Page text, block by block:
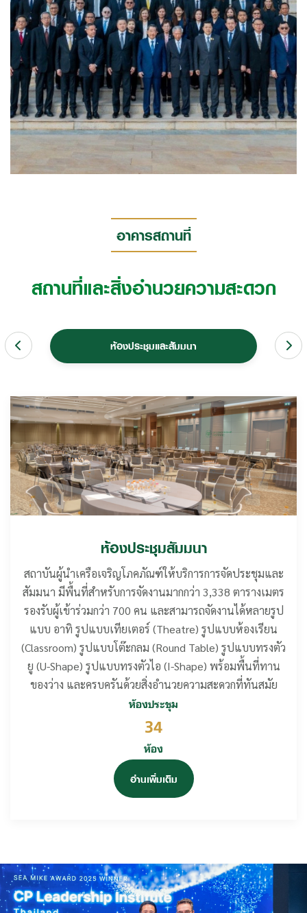
อ่านเพิ่มเติม
ห้องประชุมสัมมนา
สถาบันผู้นำเครือเจริญโภคภัณฑ์ให้บริการการจัดประชุมและ
สัมมนา มีพื้นที่สำหรับการจัดงานมากกว่า 3,338ตารางเมตร
รองรับผู้เข้าร่วมกว่า 700 คน และสามารถจัดงานได้หลายรูป
แบบ อาทิ รูปแบบเทียเตอร์ (Theatre) รูปแบบห้องเรียน
(Classroom) รูปแบบโต๊ะกลม (Round Table) รูปแบบทรงตัว
ยู (U-Shape) รูปแบบทรงตัวไอ (I-Shape) พร้อมพื้นที่ทาน
ของว่าง และครบครันด้วยสิ่งอำนวยความสะดวกที่ทันสมัย
ห้องประชุม
34
ห้อง
ห้องพัก
สถาบันผู้นำเครือเจริญโภคภัณฑ์ออกแบบห้องพักให้มีความ
คลาสสิคและเรียบง่ายโดยคำนึงถึงความรู้สึกโล่งโปร่งสบายใน
ยามพักผ่อน และสามารถมองเห็นทัศนียภาพ ภูเขา ต้นไม้
และสวนสวยได้จากภายในห้องพักเพียบพร้อมด้วยสิ่งอำนวย
ความสะดวกอย่างครบครัน
ห้องพัก:
244
ห้อง
อ่านเพิ่มเติม
อาหารและเครื่องดื่ม
สถาบันผู้นำเครือเจริญโภคภัณฑ์ได้คัดสรรวัตถุดิบอย่างดีเลิศ
จากผลิตภัณฑ์ภายในเครือเจริญโภคภัณฑ์ ผู้เข้าอบรมสัมมนา
ทุกท่านจึงมั่นใจได้ถึงคุณภาพของอาหารในแต่ละมื้อว่าได้รับ
โภชนาการอาหารอย่างครบถ้วน
ความจุ:
มากกว่า 700
ที่นั่ง
อ่านเพิ่มเติม
สิ่งอำนวยความสะดวก
นอกจากสิ่งอำนวยความสะดวกในห้องพัก ห้องประชุม และ
ห้องอาหารแล้ว สถาบันผู้นำเครือเจริญโภคภัณฑ์ ยังมีห้องรี
เฟรชเม้นต์ พร้อมด้วยอาหาร เครื่องดื่ม ของทานเล่น
ไอศกรีม ไมโครเวฟ เครื่องทำน้ำร้อน และกาแฟซองสำเร็จรูป
และห้องบริการซักอบผ้าด้วยตนเอง พร้อมด้วยน้ำยาซักผ้า
และน้ำยาปรับผ้านุ่มให้บริการอีกด้วย
เปิดให้บริการตลอด
24
ชั่วโมง
อาคารกีฬา
พร้อมให้บริการและอำนวยความสะดวกทางด้านกีฬาและ
กิจกรรมนันทนาการต่างๆ ให้ผู้เข้าร่วมอบรมสัมมนาได้ผ่อน
คลาย อาคารกีฬามีห้องอาบน้ำให้กับผู้เข้าใช้บริการบนพื้นที่
ชั้น 1 และ ชั้น 2 ของตัวอาคาร โดยมีเจ้าหน้าที่ที่มีความ
เชี่ยวชาญด้านวิทยาศาสตร์การกีฬาคอยดูแลและให้คำ
แนะนำกับผู้เข้าใช้บริการ
ความจุ:
200
คน
ห้องประชุมสัมมนา
สถาบันผู้นำเครือเจริญโภคภัณฑ์ให้บริการการจัดประชุมและ
สัมมนา มีพื้นที่สำหรับการจัดงานมากกว่า 3,338ตารางเมตร
รองรับผู้เข้าร่วมกว่า 700 คน และสามารถจัดงานได้หลายรูป
แบบ อาทิ รูปแบบเทียเตอร์ (Theatre) รูปแบบห้องเรียน
(Classroom) รูปแบบโต๊ะกลม (Round Table) รูปแบบทรงตัว
ยู (U-Shape) รูปแบบทรงตัวไอ (I-Shape) พร้อมพื้นที่ทาน
ของว่าง และครบครันด้วยสิ่งอำนวยความสะดวกที่ทันสมัย
ห้องประชุม
34
ห้อง
ห้องพัก
สถาบันผู้นำเครือเจริญโภคภัณฑ์ออกแบบห้องพักให้มีความ
คลาสสิคและเรียบง่ายโดยคำนึงถึงความรู้สึกโล่งโปร่งสบายใน
ยามพักผ่อน และสามารถมองเห็นทัศนียภาพ ภูเขา ต้นไม้
และสวนสวยได้จากภายในห้องพักเพียบพร้อมด้วยสิ่งอำนวย
ความสะดวกอย่างครบครัน
ห้องพัก:
244
ห้อง
อ่านเพิ่มเติม
อาหารและเครื่องดื่ม
สถาบันผู้นำเครือเจริญโภคภัณฑ์ได้คัดสรรวัตถุดิบอย่างดีเลิศ
จากผลิตภัณฑ์ภายในเครือเจริญโภคภัณฑ์ ผู้เข้าอบรมสัมมนา
ทุกท่านจึงมั่นใจได้ถึงคุณภาพของอาหารในแต่ละมื้อว่าได้รับ
โภชนาการอาหารอย่างครบถ้วน
ความจุ:
มากกว่า 700
ที่นั่ง
อ่านเพิ่มเติม
สิ่งอำนวยความสะดวก
นอกจากสิ่งอำนวยความสะดวกในห้องพัก ห้องประชุม และ
ห้องอาหารแล้ว สถาบันผู้นำเครือเจริญโภคภัณฑ์ ยังมีห้องรี
เฟรชเม้นต์ พร้อมด้วยอาหาร เครื่องดื่ม ของทานเล่น
ไอศกรีม ไมโครเวฟ เครื่องทำน้ำร้อน และกาแฟซองสำเร็จรูป
และห้องบริการซักอบผ้าด้วยตนเอง พร้อมด้วยน้ำยาซักผ้า
และน้ำยาปรับผ้านุ่มให้บริการอีกด้วย
เปิดให้บริการตลอด
24
ชั่วโมง
อาคารกีฬา
พร้อมให้บริการและอำนวยความสะดวกทางด้านกีฬาและ
กิจกรรมนันทนาการต่างๆ ให้ผู้เข้าร่วมอบรมสัมมนาได้ผ่อน
คลาย อาคารกีฬามีห้องอาบน้ำให้กับผู้เข้าใช้บริการบนพื้นที่
ชั้น 1 และ ชั้น 2 ของตัวอาคาร โดยมีเจ้าหน้าที่ที่มีความ
เชี่ยวชาญด้านวิทยาศาสตร์การกีฬาคอยดูแลและให้คำ
แนะนำกับผู้เข้าใช้บริการ
ความจุ:
200
คน
ห้องประชุมสัมมนา
สถาบันผู้นำเครือเจริญโภคภัณฑ์ให้บริการการจัดประชุมและ
สัมมนา มีพื้นที่สำหรับการจัดงานมากกว่า 3,338ตารางเมตร
รองรับผู้เข้าร่วมกว่า 700 คน และสามารถจัดงานได้หลายรูป
แบบ อาทิ รูปแบบเทียเตอร์ (Theatre) รูปแบบห้องเรียน
(Classroom) รูปแบบโต๊ะกลม (Round Table) รูปแบบทรงตัว
ยู (U-Shape) รูปแบบทรงตัวไอ (I-Shape) พร้อมพื้นที่ทาน
ของว่าง และครบครันด้วยสิ่งอำนวยความสะดวกที่ทันสมัย
ห้องประชุม
34
ห้อง
ห้องพัก
สถาบันผู้นำเครือเจริญโภคภัณฑ์ออกแบบห้องพักให้มีความ
คลาสสิคและเรียบง่ายโดยคำนึงถึงความรู้สึกโล่งโปร่งสบายใน
ยามพักผ่อน และสามารถมองเห็นทัศนียภาพ ภูเขา ต้นไม้
และสวนสวยได้จากภายในห้องพักเพียบพร้อมด้วยสิ่งอำนวย
ความสะดวกอย่างครบครัน
ห้องพัก:
244
ห้อง
อ่านเพิ่มเติม
อาหารและเครื่องดื่ม
สถาบันผู้นำเครือเจริญโภคภัณฑ์ได้คัดสรรวัตถุดิบอย่างดีเลิศ
จากผลิตภัณฑ์ภายในเครือเจริญโภคภัณฑ์ ผู้เข้าอบรมสัมมนา
ทุกท่านจึงมั่นใจได้ถึงคุณภาพของอาหารในแต่ละมื้อว่าได้รับ
โภชนาการอาหารอย่างครบถ้วน
ความจุ:
มากกว่า 700
ที่นั่ง
อ่านเพิ่มเติม
สิ่งอำนวยความสะดวก
นอกจากสิ่งอำนวยความสะดวกในห้องพัก ห้องประชุม และ
ห้องอาหารแล้ว สถาบันผู้นำเครือเจริญโภคภัณฑ์ ยังมีห้องรี
เฟรชเม้นต์ พร้อมด้วยอาหาร เครื่องดื่ม ของทานเล่น
ไอศกรีม ไมโครเวฟ เครื่องทำน้ำร้อน และกาแฟซองสำเร็จรูป
และห้องบริการซักอบผ้าด้วยตนเอง พร้อมด้วยน้ำยาซักผ้า
และน้ำยาปรับผ้านุ่มให้บริการอีกด้วย
เปิดให้บริการตลอด
24
ชั่วโมง
อาคารกีฬา
พร้อมให้บริการและอำนวยความสะดวกทางด้านกีฬาและ
กิจกรรมนันทนาการต่างๆ ให้ผู้เข้าร่วมอบรมสัมมนาได้ผ่อน
คลาย อาคารกีฬามีห้องอาบน้ำให้กับผู้เข้าใช้บริการบนพื้นที่
ชั้น 1 และ ชั้น 2 ของตัวอาคาร โดยมีเจ้าหน้าที่ที่มีความ
เชี่ยวชาญด้านวิทยาศาสตร์การกีฬาคอยดูแลและให้คำ
แนะนำกับผู้เข้าใช้บริการ
ความจุ:
200
คน